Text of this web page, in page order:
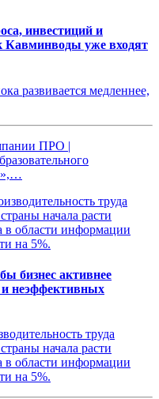
инвестиций и
Кавминводы уже входят
развивается медленнее,
ПРО |
бизнес активнее
неэффективных
труда
начала расти
в области информации
на 5%.